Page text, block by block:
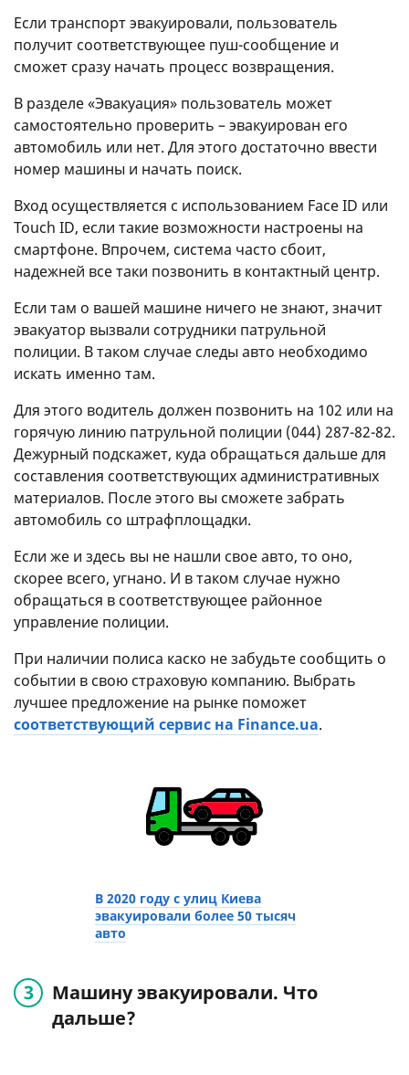
Если транспорт эвакуировали, пользователь
получит соответствующее пуш-сообщение и
сможет сразу начать процесс возвращения.
В разделе «Эвакуация» пользователь может
самостоятельно проверить – эвакуирован его
автомобиль или нет. Для этого достаточно ввести
номер машины и начать поиск.
Вход осуществляется с использованием Face ID или
Touch ID, если такие возможности настроены на
смартфоне. Впрочем, система часто сбоит,
надежней все таки позвонить в контактный центр.
Если там о вашей машине ничего не знают, значит
эвакуатор вызвали сотрудники патрульной
полиции. В таком случае следы авто необходимо
искать именно там.
Для этого водитель должен позвонить на 102 или на
горячую линию патрульной полиции (044) 287-82-82.
Дежурный подскажет, куда обращаться дальше для
составления соответствующих административных
материалов. После этого вы сможете забрать
автомобиль со штрафплощадки.
Если же и здесь вы не нашли свое авто, то оно,
скорее всего, угнано. И в таком случае нужно
обращаться в соответствующее районное
управление полиции.
При наличии полиса каско не забудьте сообщить о
событии в свою страховую компанию. Выбрать
лучшее предложение на рынке поможет
соответствующий сервис на Finance.ua.
В 2020 году с улиц Киева
эвакуировали более 50 тысяч
авто
Машину эвакуировали. Что
дальше?